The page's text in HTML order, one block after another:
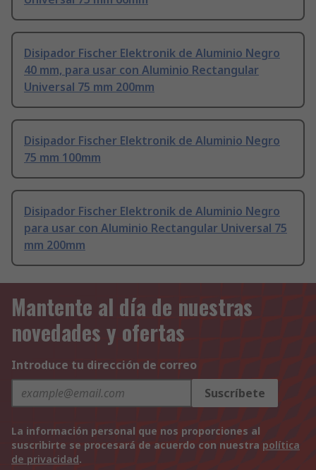
Disipador Fischer Elektronik de Aluminio Negro
40 mm, para usar con Aluminio Rectangular
Universal 75 mm 200mm
Disipador Fischer Elektronik de Aluminio Negro
75 mm 100mm
Disipador Fischer Elektronik de Aluminio Negro
para usar con Aluminio Rectangular Universal 75
mm 200mm
Mantente al día de nuestras
novedades y ofertas
Introduce tu dirección de correo
Suscríbete
La información personal que nos proporciones al
suscribirte se procesará de acuerdo con nuestra política
de privacidad.